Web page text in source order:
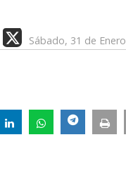
Sábado, 31 de